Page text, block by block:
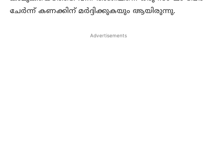
ചേര്‍ന്ന് കണക്കിന് മര്‍ദ്ദിക്കുകയും ആയിരുന്നു.
Advertisements